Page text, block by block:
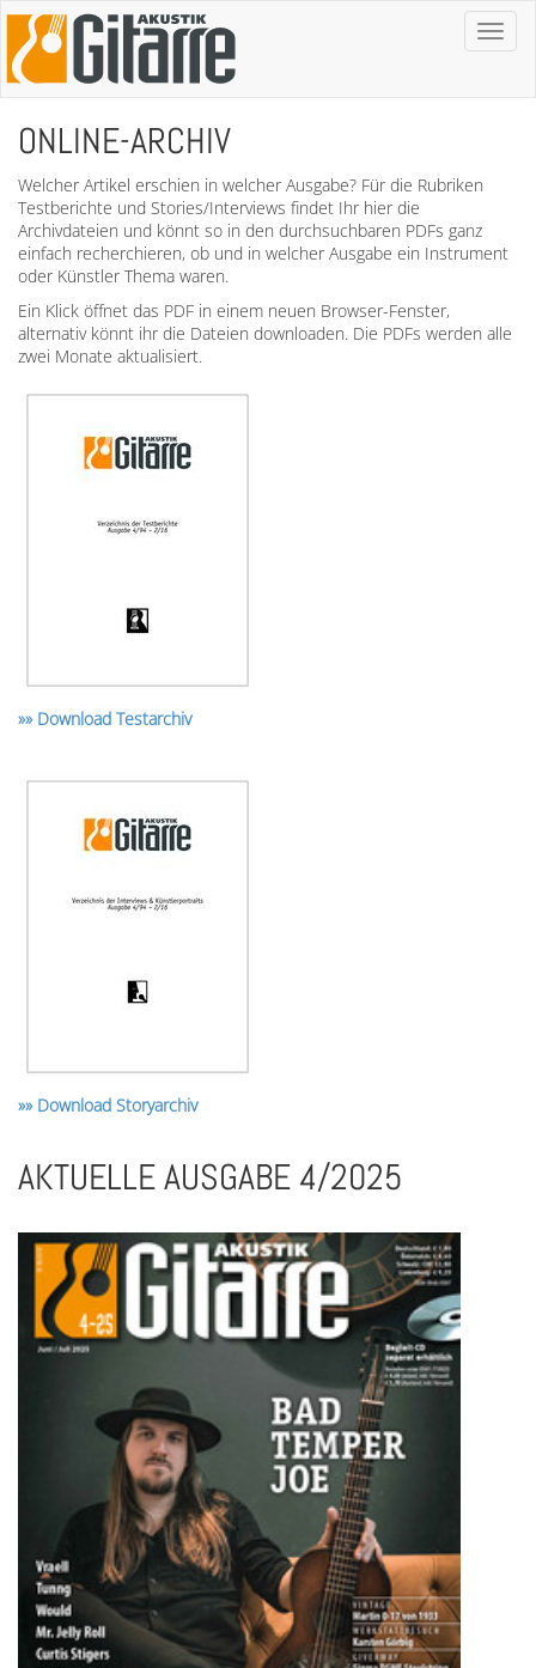
Toggle
ONLINE-ARCHIV
Welcher Artikel erschien in welcher Ausgabe? Für die Rubriken
Testberichte und Stories/Interviews findet Ihr hier die
Archivdateien und könnt so in den durchsuchbaren PDFs ganz
einfach recherchieren, ob und in welcher Ausgabe ein Instrument
oder Künstler Thema waren.
Ein Klick öffnet das PDF in einem neuen Browser-Fenster,
alternativ könnt ihr die Dateien downloaden. Die PDFs werden alle
zwei Monate aktualisiert.
»» Download Testarchiv
»» Download Storyarchiv
AKTUELLE AUSGABE 4/2025